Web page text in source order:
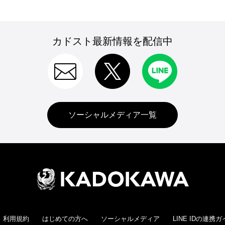
カドスト最新情報を配信中
ソーシャルメディア一覧
利用規約 はじめての方へ ソーシャルメディア LINE IDの連携ガ